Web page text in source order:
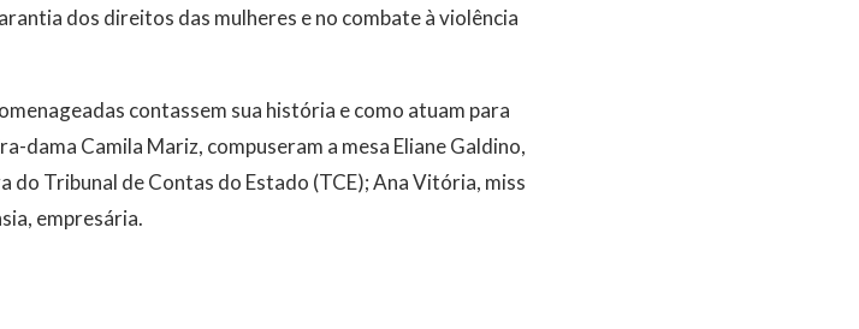
dos direitos das mulheres e no combate à violência
contassem sua história e como atuam para
Camila Mariz, compuseram a mesa Eliane Galdino,
do Tribunal de Contas do Estado (TCE); Ana Vitória, miss
empresária.